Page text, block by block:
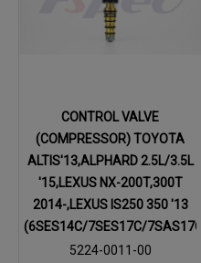
CONTROL VALVE
(COMPRESSOR) TOYOTA
ALTIS'13,ALPHARD 2.5L/3.5L
'15,LEXUS NX-200T,300T
2014-,LEXUS IS250 350 '13
(6SES14C/7SES17C/7SAS17C)
5224-0011-00